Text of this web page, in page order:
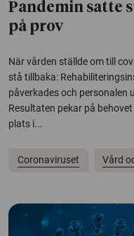
Pandemin satte
på prov
När vården ställde om till
stå tillbaka:
påverkades och personalen
Resultaten pekar på
plats i...
Coronaviruset Vård